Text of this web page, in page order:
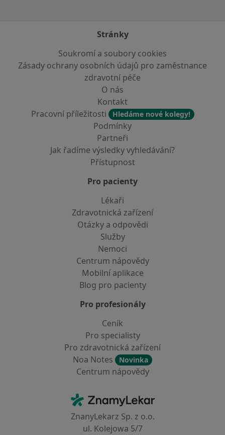
Stránky
Soukromí a soubory cookies
Zásady ochrany osobních údajů pro zaměstnance
zdravotní péče
O nás
Kontakt
Pracovní příležitosti
Hledáme nové kolegy!
Podmínky
Partneři
Jak řadíme výsledky vyhledávání?
Přístupnost
Pro pacienty
Lékaři
Zdravotnická zařízení
Otázky a odpovědi
Služby
Nemoci
Centrum nápovědy
Mobilní aplikace
Blog pro pacienty
Pro profesionály
Ceník
Pro specialisty
Pro zdravotnická zařízení
Noa Notes
Novinka
Centrum nápovědy
ZnamyLekar - Hlavní stránka
ZnanyLekarz Sp. z o.o.
ul. Kolejowa 5/7